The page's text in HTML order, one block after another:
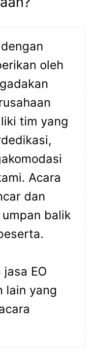
oleh
tim yang
Acara
dan
balik
jasa EO
lain yang